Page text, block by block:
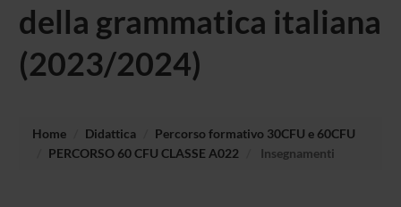
della grammatica italiana
(2023/2024)
Home Didattica
Percorso formativo 30CFU e 60CFU
PERCORSO 60 CFU CLASSE A022
Insegnamenti